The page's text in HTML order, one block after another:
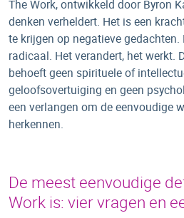
The Work, ontwikkeld door Byron
denken verheldert. Het is een
te krijgen op negatieve gedachten.
radicaal. Het verandert, het werkt.
behoeft geen spirituele of
geloofsovertuiging en geen
een verlangen om de eenvoudige
herkennen.
De meest eenvoudige
Work is: vier vragen en